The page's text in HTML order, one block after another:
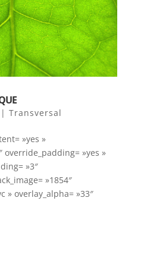
| Transversal
»yes »
override_padding= »yes »
»3″
»1854″
» overlay_alpha= »33″